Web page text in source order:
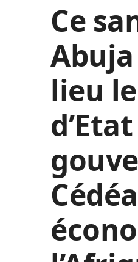
Ce
lieu